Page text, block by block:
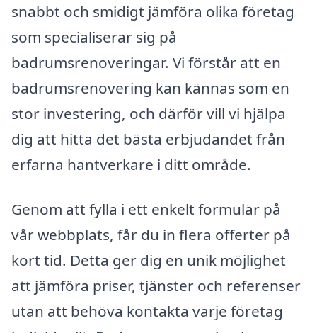
snabbt och smidigt jämföra olika företag
som specialiserar sig på
badrumsrenoveringar. Vi förstår att en
badrumsrenovering kan kännas som en
stor investering, och därför vill vi hjälpa
dig att hitta det bästa erbjudandet från
erfarna hantverkare i ditt område.
Genom att fylla i ett enkelt formulär på
vår webbplats, får du in flera offerter på
kort tid. Detta ger dig en unik möjlighet
att jämföra priser, tjänster och referenser
utan att behöva kontakta varje företag